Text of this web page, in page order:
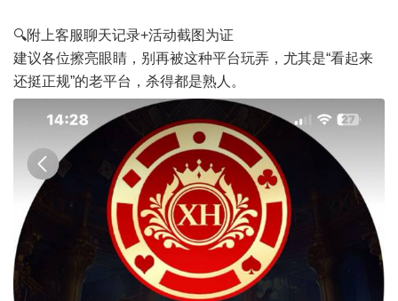
🔍附上客服聊天记录+活动截图为证
建议各位擦亮眼睛，别再被这种平台玩弄，尤其是“看起来
还挺正规”的老平台，杀得都是熟人。